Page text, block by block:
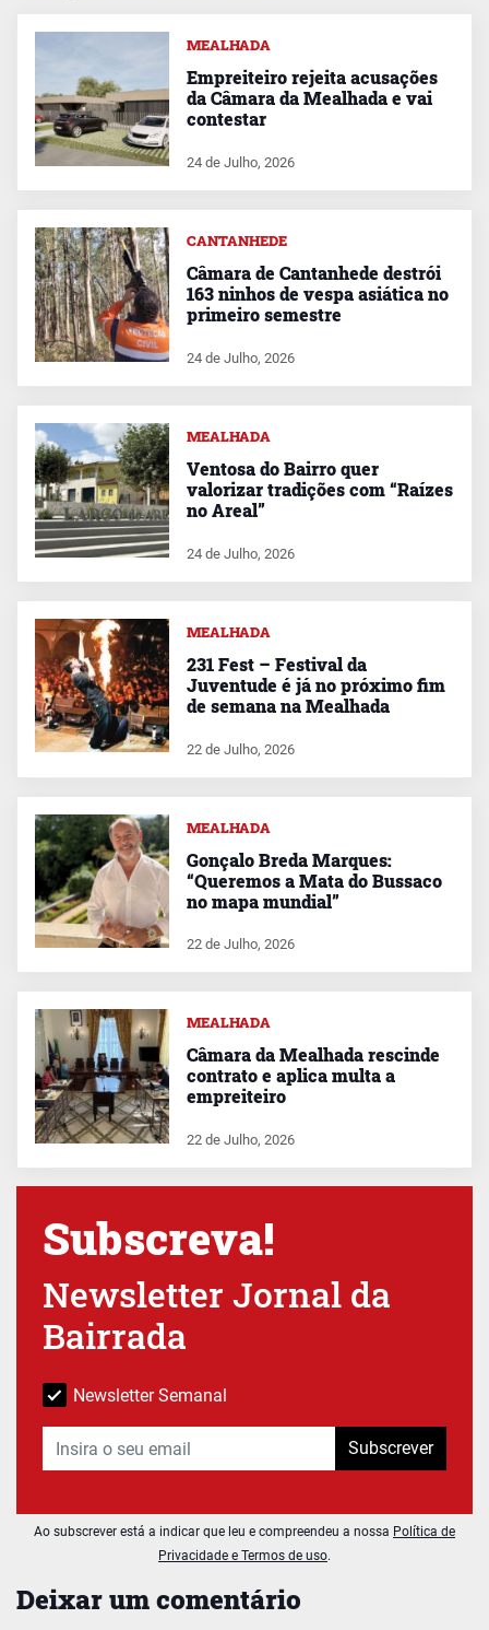
Deixar um comentário
MEALHADA
Empreiteiro rejeita acusações
da Câmara da Mealhada e vai
contestar
24 de Julho, 2026
CANTANHEDE
Câmara de Cantanhede destrói
163 ninhos de vespa asiática no
primeiro semestre
24 de Julho, 2026
MEALHADA
Ventosa do Bairro quer
valorizar tradições com “Raízes
no Areal”
24 de Julho, 2026
MEALHADA
231 Fest – Festival da
Juventude é já no próximo fim
de semana na Mealhada
22 de Julho, 2026
MEALHADA
Gonçalo Breda Marques:
“Queremos a Mata do Bussaco
no mapa mundial”
22 de Julho, 2026
MEALHADA
Câmara da Mealhada rescinde
contrato e aplica multa a
empreiteiro
22 de Julho, 2026
Subscreva!
Newsletter Jornal da
Bairrada
Newsletter Semanal
Subscrever
Ao subscrever está a indicar que leu e compreendeu a nossa Política de
Privacidade e Termos de uso.